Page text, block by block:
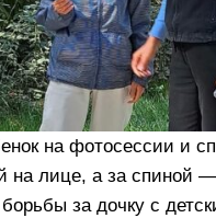
на фотосессии и
на лице, а за спиной
за дочку с